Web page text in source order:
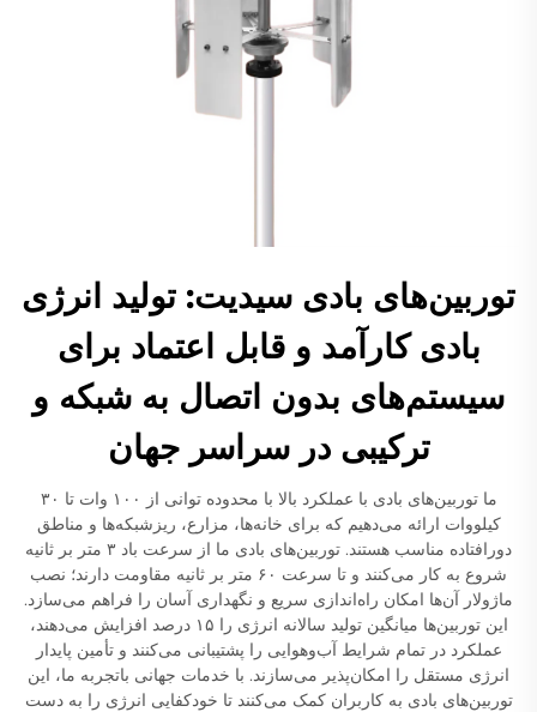
توربین‌های بادی سیدیت: تولید انرژی
بادی کارآمد و قابل اعتماد برای
سیستم‌های بدون اتصال به شبکه و
ترکیبی در سراسر جهان
ما توربین‌های بادی با عملکرد بالا با محدوده توانی از ۱۰۰ وات تا ۳۰
کیلووات ارائه می‌دهیم که برای خانه‌ها، مزارع، ریزشبکه‌ها و مناطق
دورافتاده مناسب هستند. توربین‌های بادی ما از سرعت باد ۳ متر بر ثانیه
شروع به کار می‌کنند و تا سرعت ۶۰ متر بر ثانیه مقاومت دارند؛ نصب
ماژولار آن‌ها امکان راه‌اندازی سریع و نگهداری آسان را فراهم می‌سازد.
این توربین‌ها میانگین تولید سالانه انرژی را ۱۵ درصد افزایش می‌دهند،
عملکرد در تمام شرایط آب‌وهوایی را پشتیبانی می‌کنند و تأمین پایدار
انرژی مستقل را امکان‌پذیر می‌سازند. با خدمات جهانی باتجربه ما، این
توربین‌های بادی به کاربران کمک می‌کنند تا خودکفایی انرژی را به دست